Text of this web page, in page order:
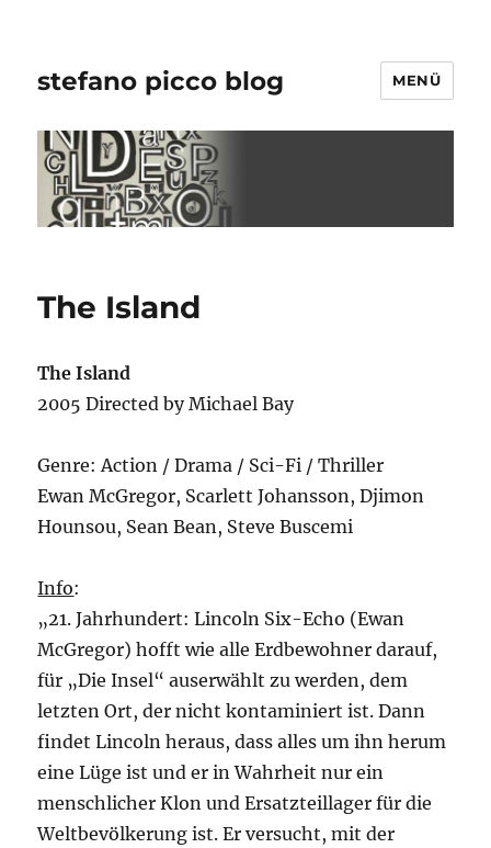
stefano picco blog MENÜ
The Island
The Island
2005 Directed by Michael Bay
Genre: Action / Drama / Sci-Fi / Thriller
Ewan McGregor, Scarlett Johansson, Djimon
Hounsou, Sean Bean, Steve Buscemi
Info:
„21. Jahrhundert: Lincoln Six-Echo (Ewan
McGregor) hofft wie alle Erdbewohner darauf,
für „Die Insel“ auserwählt zu werden, dem
letzten Ort, der nicht kontaminiert ist. Dann
findet Lincoln heraus, dass alles um ihn herum
eine Lüge ist und er in Wahrheit nur ein
menschlicher Klon und Ersatzteillager für die
Weltbevölkerung ist. Er versucht, mit der